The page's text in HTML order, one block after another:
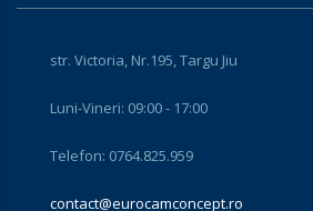
str. Victoria, Nr.195, Targu Jiu
Luni-Vineri: 09:00 - 17:00
Telefon: 0764.825.959
contact@eurocamconcept.ro